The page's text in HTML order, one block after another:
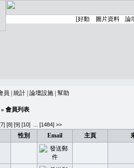
員 統計 論壇設施 幫助
» 會員列表
[8] [9] [10] [1484] >>
性別 Email 主頁